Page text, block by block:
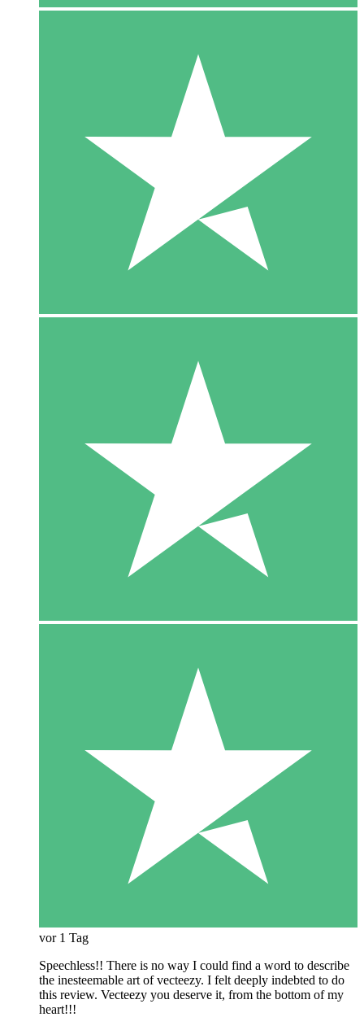
vor 1 Tag
Speechless!! There is no way I could find a word to describe
the inesteemable art of vecteezy. I felt deeply indebted to do
this review. Vecteezy you deserve it, from the bottom of my
heart!!!